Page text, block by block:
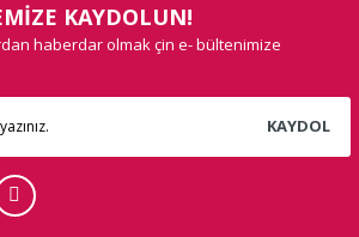
KAYDOLUN!
haberdar olmak çin e- bültenimize
KAYDOL